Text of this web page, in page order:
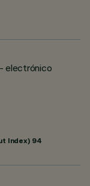
electrónico
Index) 94